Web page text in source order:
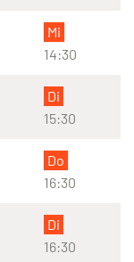
Mi
14:30
Di
15:30
Do
16:30
Di
16:30